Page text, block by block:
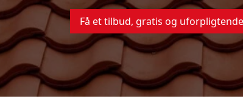
Få et tilbud, gratis og uforpligtende